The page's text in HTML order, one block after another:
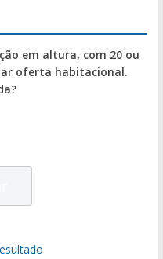
em altura, com 20 ou
oferta habitacional.